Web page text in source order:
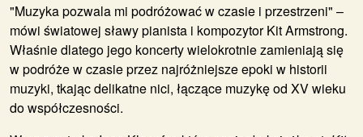
"Muzyka pozwala mi podróżować w czasie i przestrzeni" –
mówi światowej sławy pianista i kompozytor Kit Armstrong.
Właśnie dlatego jego koncerty wielokrotnie zamieniają się
w podróże w czasie przez najróżniejsze epoki w historii
muzyki, tkając delikatne nici, łączące muzykę od XV wieku
do współczesności.